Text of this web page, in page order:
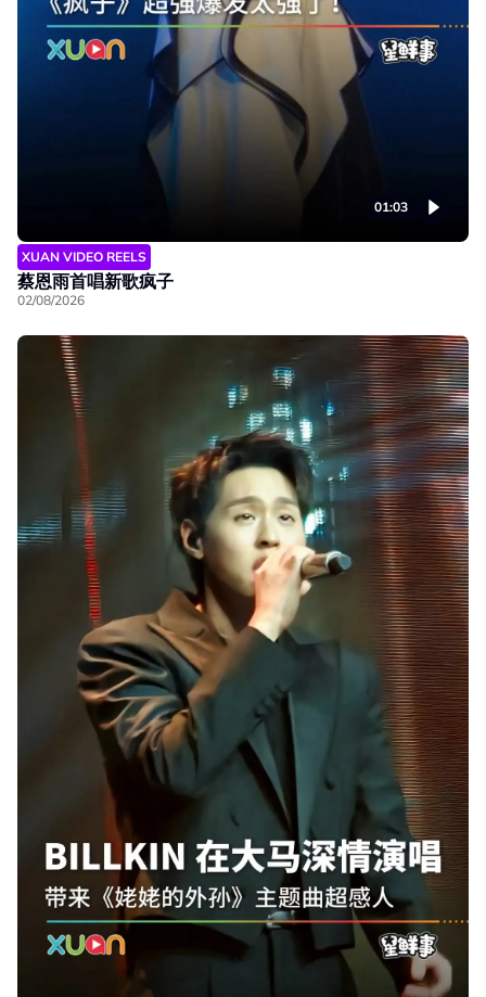
01:03
XUAN VIDEO REELS
蔡恩雨首唱新歌疯子
02/08/2026